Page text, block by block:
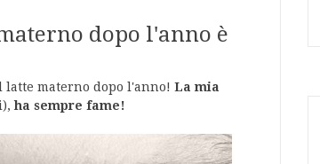
dopo l'anno è
materno dopo l'anno! La mia
ha sempre fame!